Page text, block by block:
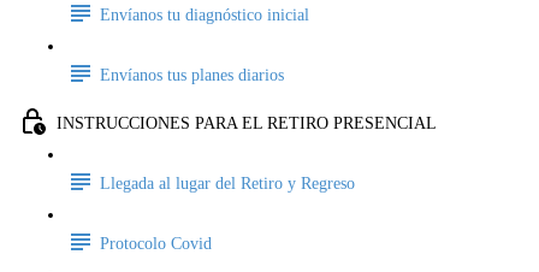
Envíanos tu diagnóstico inicial
Envíanos tus planes diarios
INSTRUCCIONES PARA EL RETIRO PRESENCIAL
Llegada al lugar del Retiro y Regreso
Protocolo Covid